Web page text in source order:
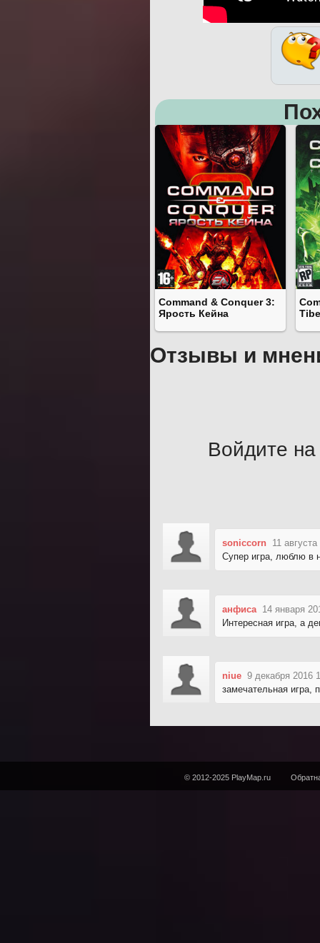
Command & Conquer 3:
Ярость Кейна
Отзывы и
Войдите на
soniccorn 11
Супер игра, люблю в
анфиса 14 января
Интересная игра, а
niue 9 декабря 2016
замечательная
© 2012-2025 PlayMap.ru